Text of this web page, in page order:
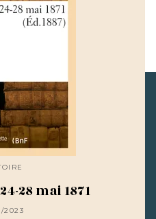
28 mai 1871
2023